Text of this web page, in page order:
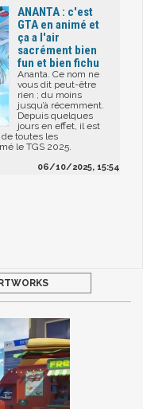
ANANTA : c'est
GTA en animé et
ça a l'air
sacrément bien
fun et bien fichu
Ananta. Ce nom ne
vous dit peut-être
rien ; du moins
jusqu’à récemment.
Depuis quelques
jours en effet, il est
toutes les
le TGS 2025.
06/10/2025, 15:54